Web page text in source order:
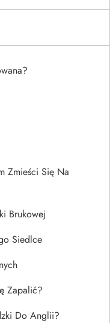
Zmieści Się Na
Brukowej
Siedlce
Zapalić?
Do Anglii?